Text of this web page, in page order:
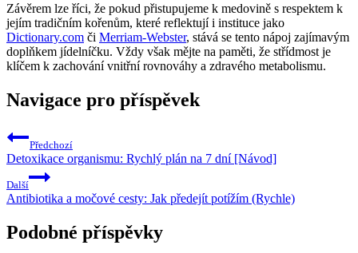
Závěrem lze říci, že pokud přistupujeme k medovině s respektem k
jejím tradičním kořenům, které reflektují i instituce jako
Dictionary.com či Merriam-Webster, stává se tento nápoj zajímavým
doplňkem jídelníčku. Vždy však mějte na paměti, že střídmost je
klíčem k zachování vnitřní rovnováhy a zdravého metabolismu.
Navigace pro příspěvek
Předchozí
Detoxikace organismu: Rychlý plán na 7 dní [Návod]
Další
Antibiotika a močové cesty: Jak předejít potížím (Rychle)
Podobné příspěvky